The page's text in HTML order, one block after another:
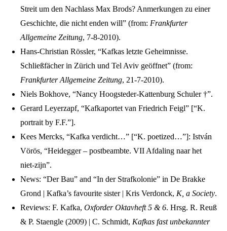
Streit um den Nachlass Max Brods? Anmerkungen zu einer
Geschichte, die nicht enden will” (from: Frankfurter
Allgemeine Zeitung, 7-8-2010).
Hans-Christian Rössler, “Kafkas letzte Geheimnisse.
Schließfächer in Zürich und Tel Aviv geöffnet” (from:
Frankfurter Allgemeine Zeitung, 21-7-2010).
Niels Bokhove, “Nancy Hoogsteder-Kattenburg Schuler †”.
Gerard Leyerzapf, “Kafkaportet van Friedrich Feigl” [“K.
portrait by F.F.”].
Kees Mercks, “Kafka verdicht…” [“K. poetized…”]: István
Vörös, “Heidegger – postbeambte. VII Afdaling naar het
niet-zijn”.
News: “Der Bau” and “In der Strafkolonie” in De Brakke
Grond | Kafka’s favourite sister | Kris Verdonck, K, a Society.
Reviews: F. Kafka, Oxforder Oktavheft 5 & 6. Hrsg. R. Reuß
& P. Staengle (2009) | C. Schmidt, Kafkas fast unbekannter